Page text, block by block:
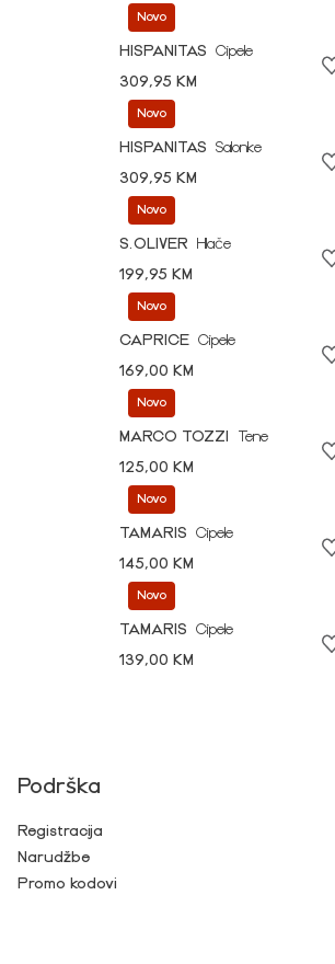
Novo
HISPANITAS
Cipele
309,95 KM
Novo
HISPANITAS
Salonke
309,95 KM
Novo
S.OLIVER
Hlače
199,95 KM
Novo
CAPRICE Cipele
169,00 KM
Novo
MARCO TOZZI
Tene
125,00 KM
Novo
TAMARIS
Cipele
145,00 KM
Novo
TAMARIS
Cipele
139,00 KM
Podrška
Registracija
Narudžbe
Promo kodovi